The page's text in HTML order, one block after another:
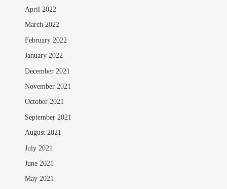
April 2022
March 2022
February 2022
January 2022
December 2021
November 2021
October 2021
September 2021
August 2021
July 2021
June 2021
May 2021